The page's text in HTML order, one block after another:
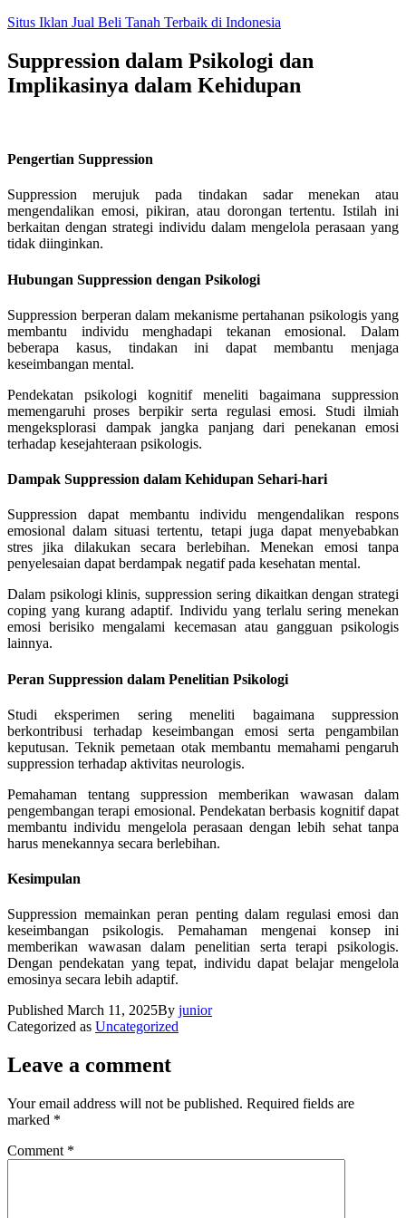
Skip
content
Situs Iklan Jual Beli Tanah Terbaik di Indonesia
Suppression dalam Psikologi dan
Implikasinya dalam Kehidupan
Pengertian Suppression
Suppression merujuk pada tindakan sadar menekan atau
mengendalikan emosi, pikiran, atau dorongan tertentu. Istilah ini
berkaitan dengan strategi individu dalam mengelola perasaan yang
tidak diinginkan.
Hubungan Suppression dengan Psikologi
Suppression berperan dalam mekanisme pertahanan psikologis yang
membantu individu menghadapi tekanan emosional. Dalam
beberapa kasus, tindakan ini dapat membantu menjaga
keseimbangan mental.
Pendekatan psikologi kognitif meneliti bagaimana suppression
memengaruhi proses berpikir serta regulasi emosi. Studi ilmiah
mengeksplorasi dampak jangka panjang dari penekanan emosi
terhadap kesejahteraan psikologis.
Dampak Suppression dalam Kehidupan Sehari-hari
Suppression dapat membantu individu mengendalikan respons
emosional dalam situasi tertentu, tetapi juga dapat menyebabkan
stres jika dilakukan secara berlebihan. Menekan emosi tanpa
penyelesaian dapat berdampak negatif pada kesehatan mental.
Dalam psikologi klinis, suppression sering dikaitkan dengan strategi
coping yang kurang adaptif. Individu yang terlalu sering menekan
emosi berisiko mengalami kecemasan atau gangguan psikologis
lainnya.
Peran Suppression dalam Penelitian Psikologi
Studi eksperimen sering meneliti bagaimana suppression
berkontribusi terhadap keseimbangan emosi serta pengambilan
keputusan. Teknik pemetaan otak membantu memahami pengaruh
suppression terhadap aktivitas neurologis.
Pemahaman tentang suppression memberikan wawasan dalam
pengembangan terapi emosional. Pendekatan berbasis kognitif dapat
membantu individu mengelola perasaan dengan lebih sehat tanpa
harus menekannya secara berlebihan.
Kesimpulan
Suppression memainkan peran penting dalam regulasi emosi dan
keseimbangan psikologis. Pemahaman mengenai konsep ini
memberikan wawasan dalam penelitian serta terapi psikologis.
Dengan pendekatan yang tepat, individu dapat belajar mengelola
emosinya secara lebih adaptif.
Published March 11, 2025By junior
Categorized as Uncategorized
Leave a comment
Your email address will not be published. Required fields are
marked *
Comment *